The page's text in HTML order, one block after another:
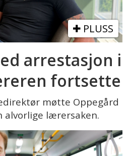
PLUSS
arrestasjon i
fortsette
møtte Oppegård
alvorlige lærersaken.